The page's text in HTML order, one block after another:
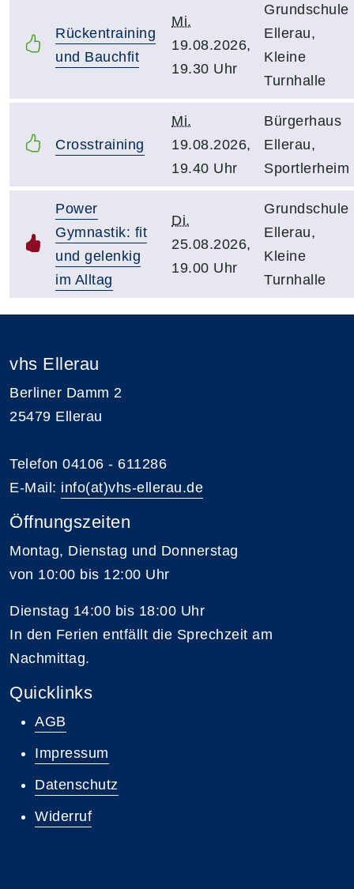
Rückentraining
und Bauchfit
Mi.
19.08.2026,
19.30 Uhr
Grundschule
Ellerau,
Kleine
Turnhalle
Crosstraining
Mi.
19.08.2026,
19.40 Uhr
Bürgerhaus
Ellerau,
Sportlerheim
Power
Gymnastik: fit
und gelenkig
im Alltag
Di.
25.08.2026,
19.00 Uhr
Grundschule
Ellerau,
Kleine
Turnhalle
vhs Ellerau
Berliner Damm 2
25479 Ellerau
Telefon 04106 - 611286
E-Mail: info(at)vhs-ellerau.de
Öffnungszeiten
Montag, Dienstag und Donnerstag
von 10:00 bis 12:00 Uhr
Dienstag 14:00 bis 18:00 Uhr
In den Ferien entfällt die Sprechzeit am
Nachmittag.
Quicklinks
AGB
Impressum
Datenschutz
Widerruf